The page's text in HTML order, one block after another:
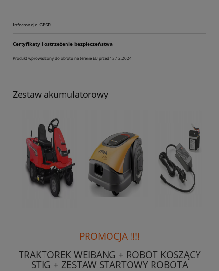
Informacje GPSR
Certyfikaty i ostrzeżenie bezpieczeństwa
Produkt wprowadzony do obrotu na terenie EU przed 13.12.2024
Zestaw akumulatorowy
PROMOCJA !!!!
TRAKTOREK WEIBANG + ROBOT KOSZĄCY
STIG + ZESTAW STARTOWY ROBOTA